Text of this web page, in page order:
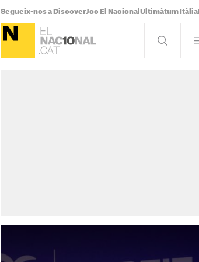
Segueix-nos a DiscoverJoc El Nacional Ultimàtum Itàlia